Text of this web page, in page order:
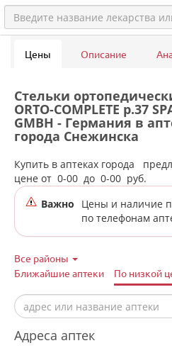
Цены Описание
Стельки
ORTO-COMPLETE р.37
GMBH - Германия в
города Снежинска
(Челябинская обл)
Купить в аптеках города
цене от 0-00 до 0-00 руб.
Важно
Цены и наличие
по телефонам
Все районы
Ближайшие аптеки
По низкой
Адреса аптек